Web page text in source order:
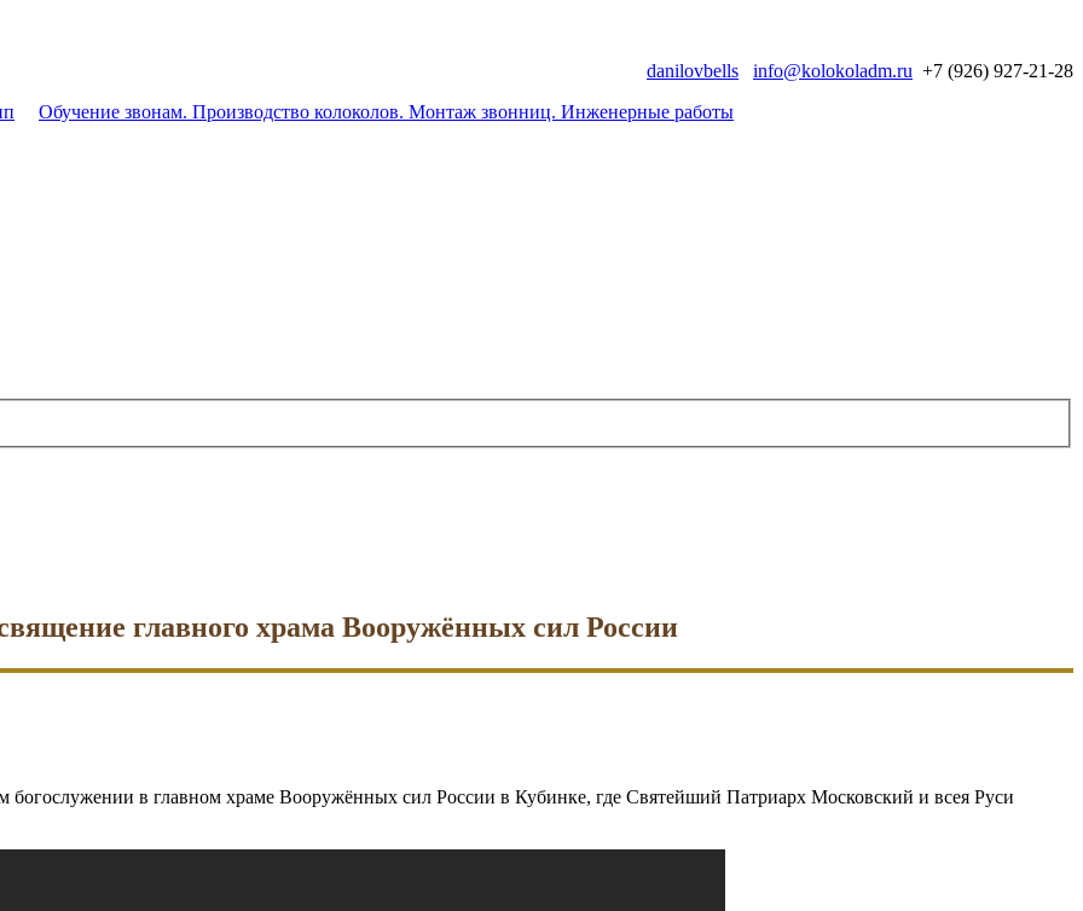
danilovbells
info@kolokoladm.ru +7 (926) 927-21-28
Даниловский
Обучение звонам. Производство колоколов. Монтаж звонниц. Инженерные работы
главного храма Вооружённых сил России
богослужении в главном храме Вооружённых сил России в Кубинке, где Святейший Патриарх Московский и всея Руси